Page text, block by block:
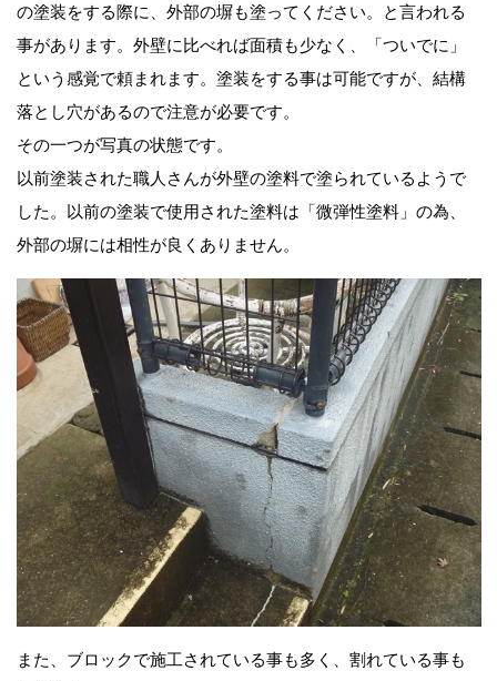
の塗装をする際に、外部の塀も塗ってください。と言われる
事があります。外壁に比べれば面積も少なく、「ついでに」
という感覚で頼まれます。塗装をする事は可能ですが、結構
落とし穴があるので注意が必要です。
その一つが写真の状態です。
以前塗装された職人さんが外壁の塗料で塗られているようで
した。以前の塗装で使用された塗料は「微弾性塗料」の為、
外部の塀には相性が良くありません。
また、ブロックで施工されている事も多く、割れている事も